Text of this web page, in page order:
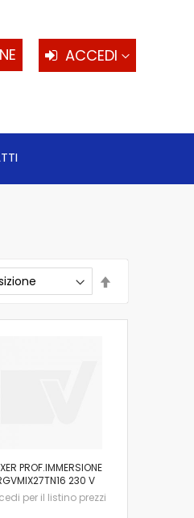
ACCEDI
direzione
decrescente
PROF.IMMERSIONE
230 V
per il listino prezzi